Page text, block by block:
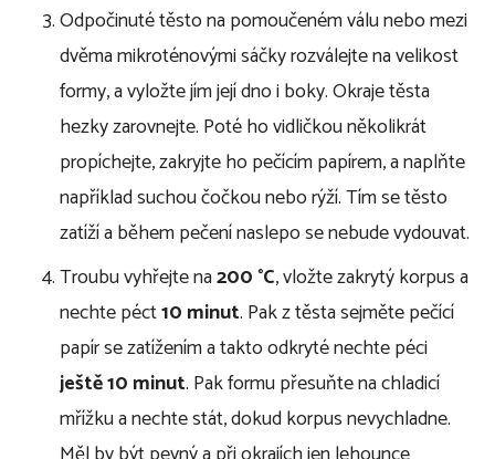
Odpočinuté těsto na pomoučeném válu nebo mezi
dvěma mikroténovými sáčky rozválejte na velikost
formy, a vyložte jím její dno i boky. Okraje těsta
hezky zarovnejte. Poté ho vidličkou několikrát
propíchejte, zakryjte ho pečícím papírem, a naplňte
například suchou čočkou nebo rýží. Tím se těsto
zatíží a během pečení naslepo se nebude vydouvat.
Troubu vyhřejte na200 °C, vložte zakrytý korpus a
nechte péct10 minut. Pak z těsta sejměte pečící
papír se zatížením a takto odkryté nechte péci
ještě 10 minut. Pak formu přesuňte na chladicí
mřížku a nechte stát, dokud korpus nevychladne.